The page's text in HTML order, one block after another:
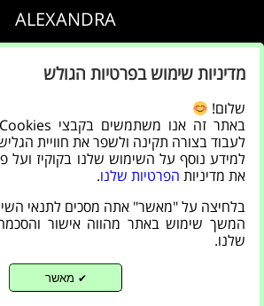
ALEXANDRA
|
AGRIPPA
הצהרת נגישות
|
מדיניות פרטיות
מדיניות שימוש בפרטיות הגולש
שלום!
לעבוד בצורה תקינה ולשפר את חוויית
למידע נוסף על השימוש שלנו בקוקיז ועל
את מדיניות הפרטיות שלנו.
בלחיצה על "מאשר" אתה מסכים לתנאי
המשך שימוש באתר מהווה אישור והסכמה
שלנו.
✔ מאשר